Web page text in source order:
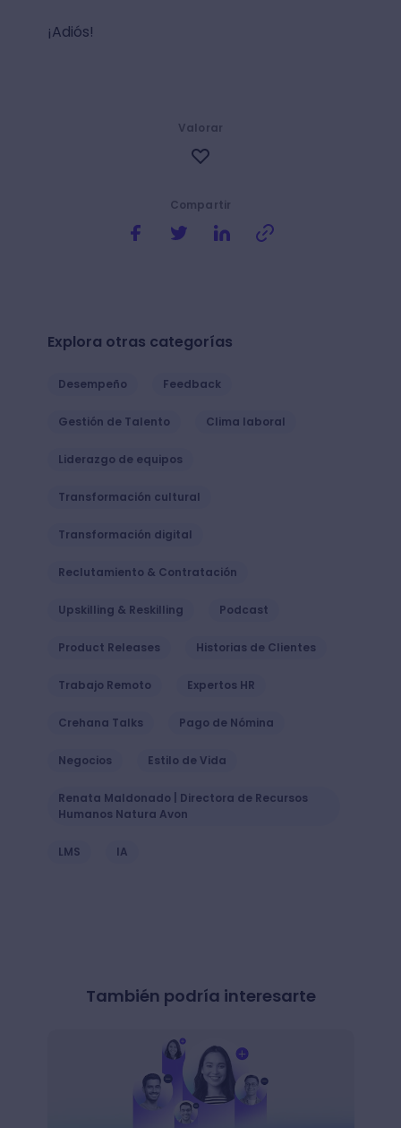
¡Adiós!
Compartir
Valorar
Explora otras categorías
Desempeño Feedback
Gestión de Talento Clima laboral
Liderazgo de equipos
Transformación cultural
Transformación digital
Reclutamiento & Contratación
Upskilling & Reskilling Podcast
Product Releases Historias de Clientes
Trabajo Remoto Expertos HR
Crehana Talks Pago de Nómina
Negocios Estilo de Vida
Renata Maldonado | Directora de Recursos
Humanos Natura Avon
LMS IA
También podría interesarte